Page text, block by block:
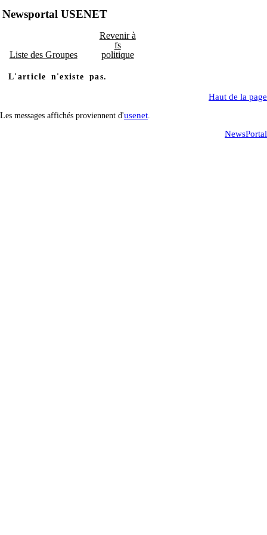
Newsportal USENET
Liste des Groupes
Revenir à
fs
politique
L'article n'existe pas.
Haut de la page
Les messages affichés proviennent d'usenet
NewsPortal